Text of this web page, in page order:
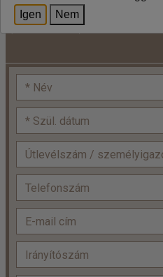
+Kétágyas szoba
(pótágyazható):
Igen
Nem